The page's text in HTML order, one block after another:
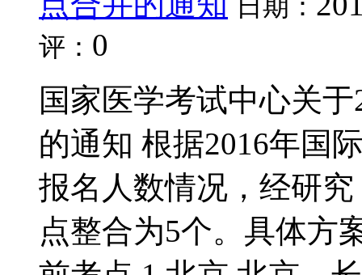
日期：
评： 0
国家医学考试中心关
的通知 根据2016年国
报名人数情况，经研
点整合为5个。具体方